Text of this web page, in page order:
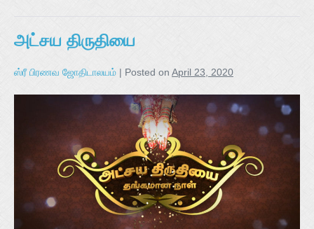
அட்சய திருதியை
ஸ்ரீ பிரணவ ஜோதிடாலயம் | Posted on April 23, 2020